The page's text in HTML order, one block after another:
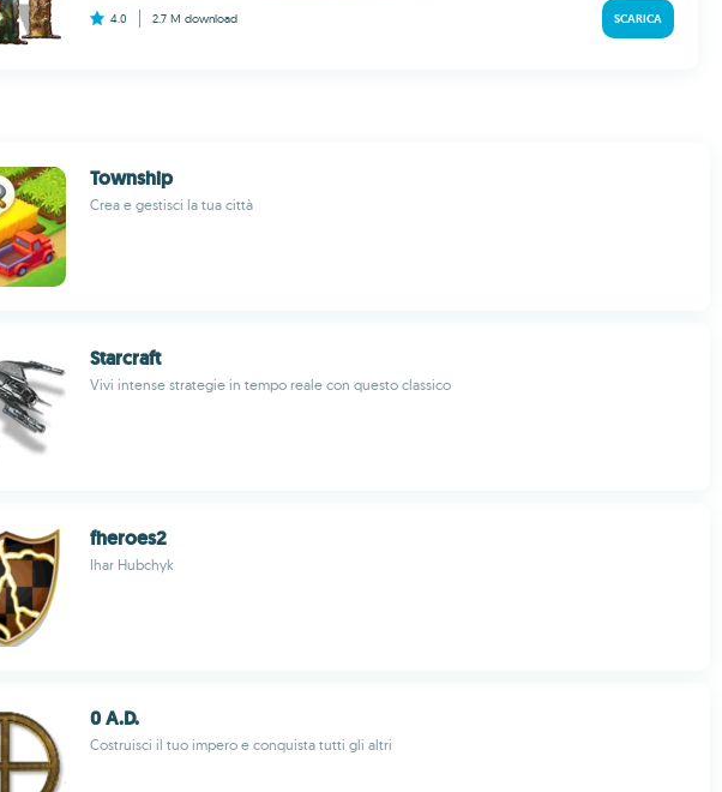
4.0 2.7 M download SCARICA
Township
Crea e gestisci la tua città
Starcraft
Vivi intense strategie in tempo reale con questo classico
fheroes2
Ihar Hubchyk
0 A.D.
Costruisci il tuo impero e conquista tutti gli altri